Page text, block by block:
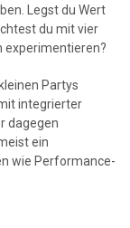
Legst du Wert
du mit vier
experimentieren?
Partys
integrierter
dagegen
ein
wie Performance-